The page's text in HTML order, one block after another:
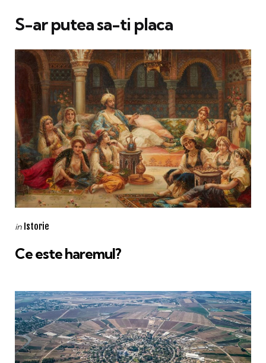
S-ar putea sa-ti placa
Categories
Posted
in Istorie
Ce este haremul?